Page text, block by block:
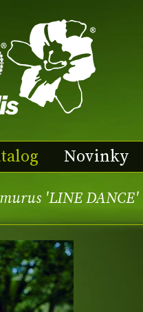
Novinky
'LINE DANCE'